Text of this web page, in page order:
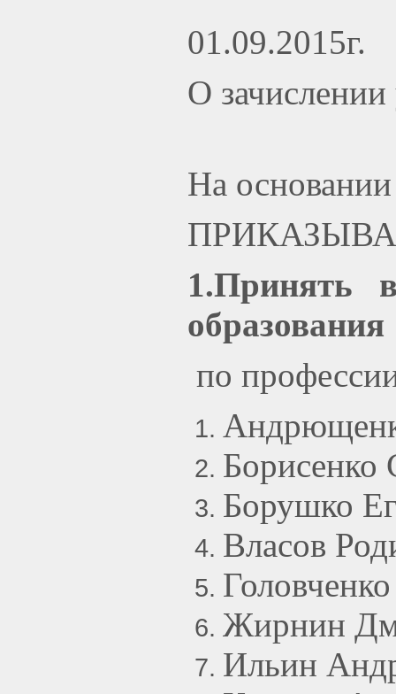
О
На
1.Принять
образования
по
Борисенко
Борушко
Власов
Жирнин
Ильин